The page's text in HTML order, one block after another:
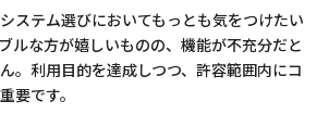
ステム選びにおいてもっとも気をつけたい
ルな方が嬉しいものの、機能が不充分だと
。利用目的を達成しつつ、許容範囲内にコ
要です。